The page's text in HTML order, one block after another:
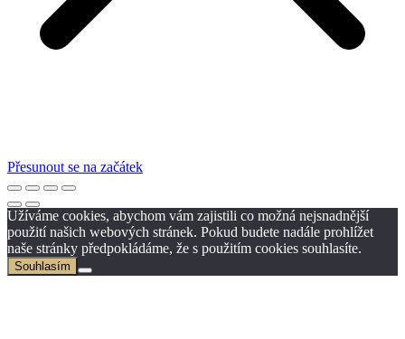
Přesunout se na začátek
Užíváme cookies, abychom vám zajistili co možná nejsnadnější
použití našich webových stránek. Pokud budete nadále prohlížet
naše stránky předpokládáme, že s použitím cookies souhlasíte.
Souhlasím